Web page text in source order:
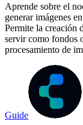
Aprende sobre el
generar imágenes
Permite la creación
servir como fondos
procesamiento de
Guide